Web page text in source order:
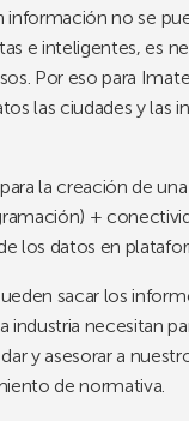
no se
e inteligentes, es
Por eso para
las ciudades y las
la creación de
+
los datos en
sacar los
necesitan
y asesorar a
de normativa.